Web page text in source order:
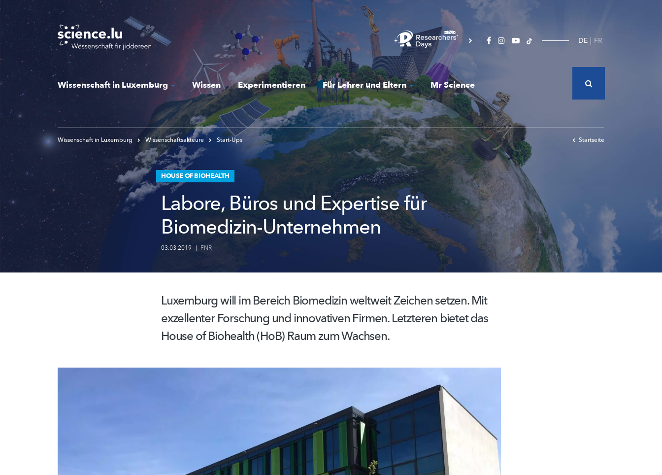
Skip
to
main
content
DE FR
Wissenschaft in Luxemburg Wissen Experimentieren Für Lehrer und Eltern Mr Science
Wissenschaft in Luxemburg Wissenschaftsakteure Start-Ups Startseite
HOUSE OF BIOHEALTH
Labore, Büros und Expertise für
Biomedizin-Unternehmen
03.03.2019 | FNR
Luxemburg will im Bereich Biomedizin weltweit Zeichen setzen. Mit
exzellenter Forschung und innovativen Firmen. Letzteren bietet das
House of Biohealth (HoB) Raum zum Wachsen.